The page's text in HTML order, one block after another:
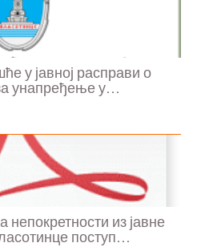
у јавној расправи о
унапређење у...
из јавне
поступ...